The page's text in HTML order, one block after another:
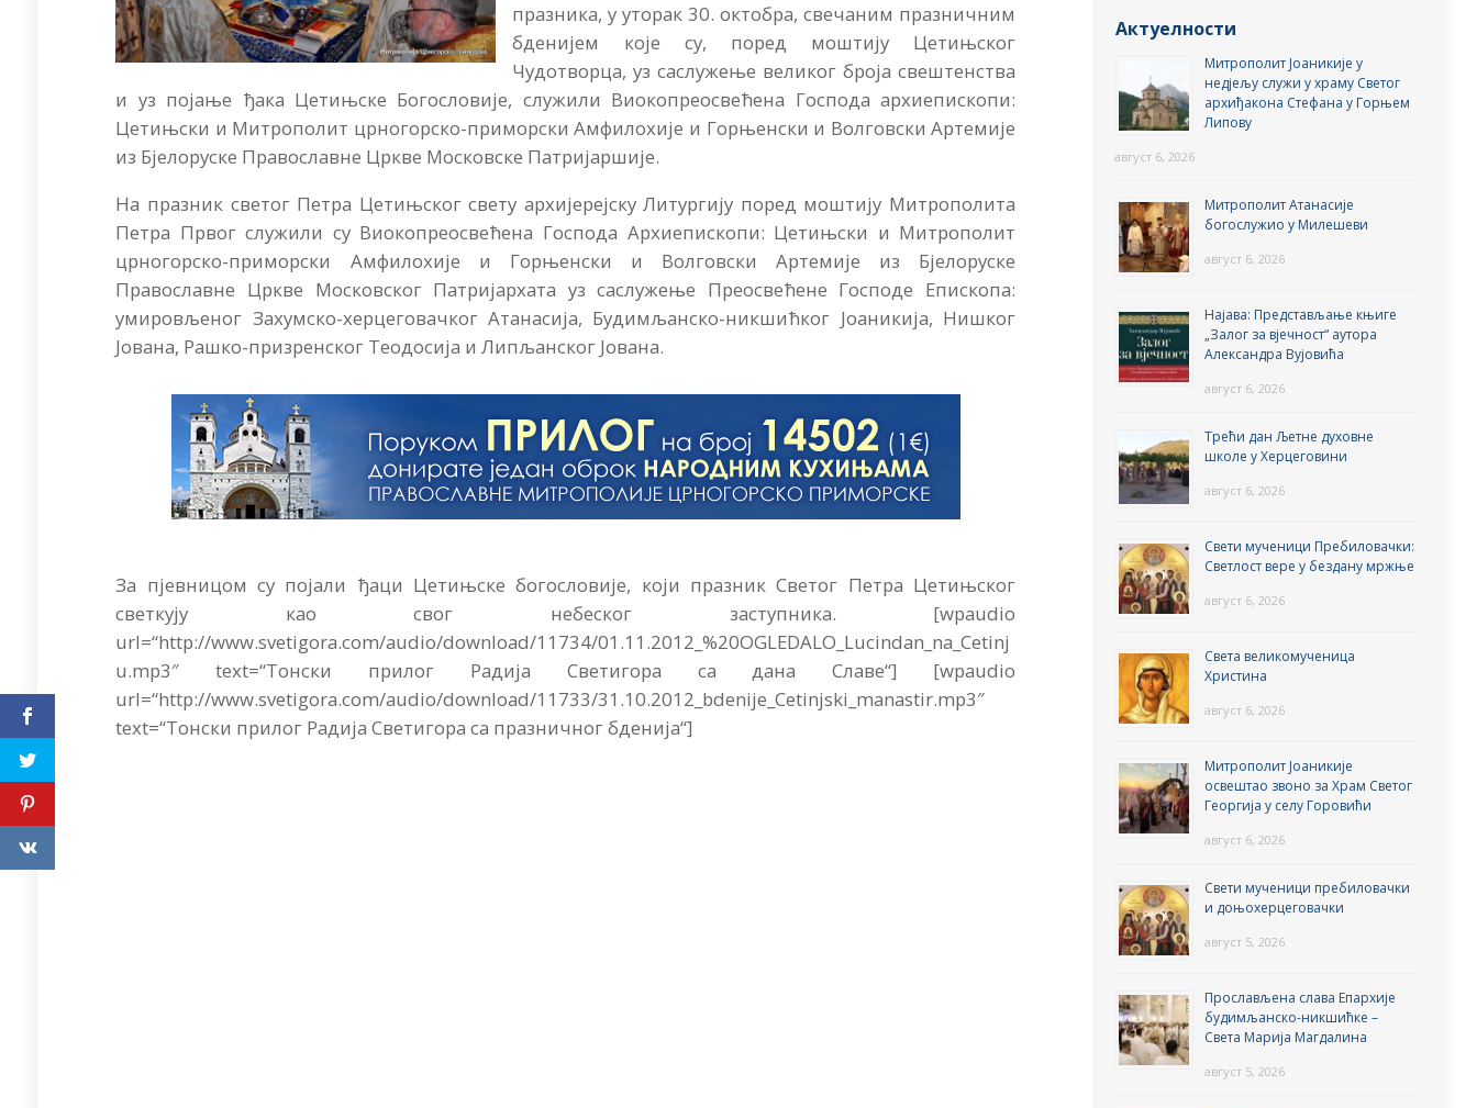
празника, у уторак 30. октобра, свечаним празничним
бденијем које су, поред моштију Цетињског
Чудотворца, уз саслужење великог броја свештенства
и уз појање ђака Цетињске Богословије, служили Виокопреосвећена Господа архиепископи:
Цетињски и Митрополит црногорско-приморски Амфилохије и Горњенски и Волговски Артемије
из Бјелоруске Православне Цркве Московске Патријаршије.
На празник светог Петра Цетињског свету архијерејску Литургију поред моштију Митрополита
Петра Првог служили су Виокопреосвећена Господа Архиепископи: Цетињски и Митрополит
црногорско-приморски Амфилохије и Горњенски и Волговски Артемије из Бјелоруске
Православне Цркве Московског Патријархата уз саслужење Преосвећене Господе Епископа:
умировљеног Захумско-херцеговачког Атанасија, Будимљанско-никшићког Јоаникија, Нишког
Јована, Рашко-призренског Теодосија и Липљанског Јована.
За пјевницом су појали ђаци Цетињске богословије, који празник Светог Петра Цетињског
светкују као свог небеског заступника. [wpaudio
url=“http://www.svetigora.com/audio/download/11734/01.11.2012_%20OGLEDALO_Lucindan_na_Cetinj
u.mp3″ text=“Тонски прилог Радија Светигора са дана Славе“] [wpaudio
url=“http://www.svetigora.com/audio/download/11733/31.10.2012_bdenije_Cetinjski_manastir.mp3″
text=“Тонски прилог Радија Светигора са празничног бденија“]
Актуелности
Митрополит Јоаникије у
недјељу служи у храму Светог
архиђакона Стефана у Горњем
Липову
август 6, 2026
Митрополит Атанасије
богослужио у Милешеви
август 6, 2026
Најава: Представљање књиге
„Залог за вјечност“ аутора
Александра Вујовића
август 6, 2026
Трећи дан Љетне духовне
школе у Херцеговини
август 6, 2026
Свети мученици Пребиловачки:
Светлост вере у бездану мржње
август 6, 2026
Света великомученица
Христина
август 6, 2026
Митрополит Јоаникије
освештао звоно за Храм Светог
Георгија у селу Горовићи
август 6, 2026
Свети мученици пребиловачки
и доњохерцеговачки
август 5, 2026
Прослављена слава Епархије
будимљанско-никшићке –
Света Марија Магдалина
август 5, 2026